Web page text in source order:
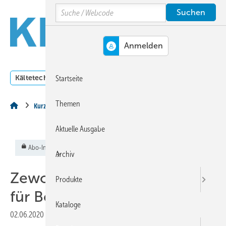
Hauptinhalt
Hauptmenü
SiteSearch
Kältetechnik Klimatechnik
Kurz & Aktuell
Abo-Inhalt
Zewotherm: Niederlassung
für Belgien und NL
02.06.2020
Search
Startseite
Themen
Aktuelle Ausgabe
Archiv
Produkte
Kataloge